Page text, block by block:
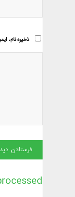
ذخیره نام،